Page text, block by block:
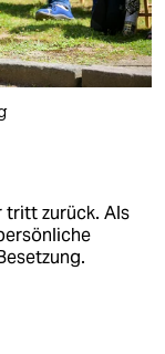
tritt zurück. Als